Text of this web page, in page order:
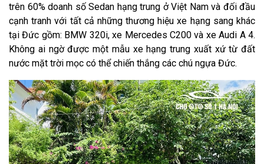
trên 60% doanh số Sedan hạng trung ở Việt Nam và đối đầu
cạnh tranh với tất cả những thương hiệu xe hạng sang khác
tại Đức gồm: BMW 320i, xe Mercedes C200 và xe Audi A 4.
Không ai ngờ được một mẫu xe hạng trung xuất xứ từ đất
nước mặt trời mọc có thể chiến thắng các chú ngựa Đức.